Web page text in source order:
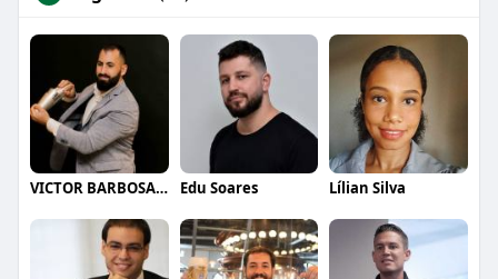
VICTOR BARBOSA QUARANTA Edu Soares Lílian Silva